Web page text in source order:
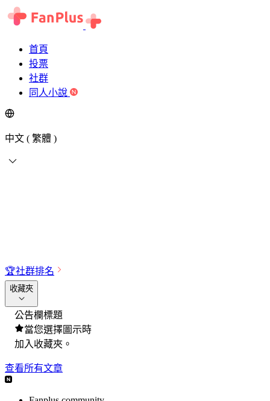
首頁
投票
社群
同人小說
中文 ( 繁體 )
🏆社群排名
收藏夾
公告欄標題
當您選擇圖示時
加入收藏夾。
查看所有文章